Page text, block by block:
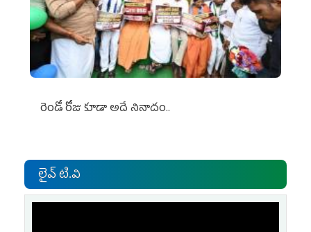
రెండో రోజు కూడా అదే నినాదం..
లైవ్ టి.వి